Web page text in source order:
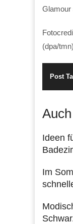
Glamour
(dpa/tmn)
Post
Ideen
Im